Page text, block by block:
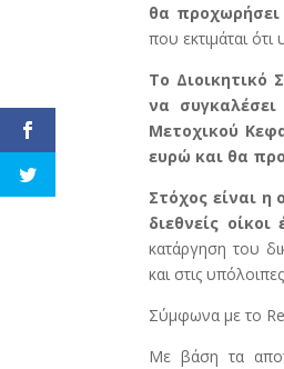
θα προχωρήσει
που εκτιμάται
Το Διοικητικό
να
Μετοχικού
ευρώ και θα
Στόχος είναι
διεθνείς
κατάργηση του
και στις
Σύμφωνα με το
Με βάση τα